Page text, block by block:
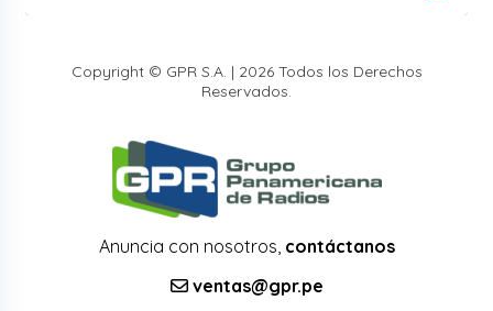
Copyright © GPR S.A. | 2026 Todos los Derechos
Reservados.
Anuncia con nosotros, contáctanos
ventas@gpr.pe